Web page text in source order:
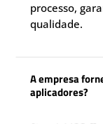
processo,
qualidade.
A empresa
aplicadores?